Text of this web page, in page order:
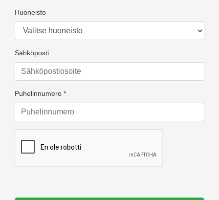
Huoneisto
Sähköposti
Puhelinnumero *